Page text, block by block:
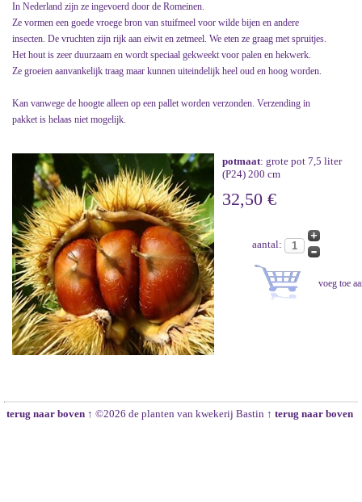
In Nederland zijn ze ingevoerd door de Romeinen.
Ze vormen een goede vroege bron van stuifmeel voor wilde bijen en andere
insecten. De vruchten zijn rijk aan eiwit en zetmeel. We eten ze graag met spruitjes.
Het hout is zeer duurzaam en wordt speciaal gekweekt voor palen en hekwerk.
Ze groeien aanvankelijk traag maar kunnen uiteindelijk heel oud en hoog worden.
Kan vanwege de hoogte alleen op een pallet worden verzonden. Verzending in
pakket is helaas niet mogelijk.
potmaat: grote pot 7,5 liter
(P24) 200 cm
32,50 €
aantal:
terug naar boven ↑ ©2026 de planten van kwekerij Bastin ↑ terug naar boven